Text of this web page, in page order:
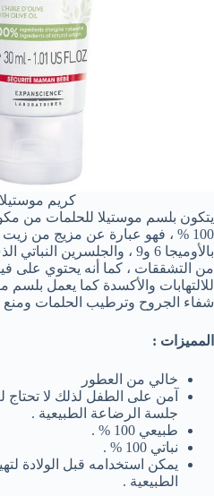
كريم موستيلا
يتكون بلسم موستيلا للحلمات من
100 % ، فهو عبارة عن مزيج من
بالأوميجا 6 و9 ، والجلسرين
من التشققات ، كما أنه يحتوي على
للالتهابات والأكسدة كما يعمل بلسم
شفاء الجروح وترطيب الحلمات ومنع
المميزات :
خالي من العطور
آمن على الطفل لذلك لا
جلسة الرضاعة الطبيعية .
طبيعي 100 % .
نباتي 100 % .
يمكن استخدامه قبل الولادة
الطبيعية .